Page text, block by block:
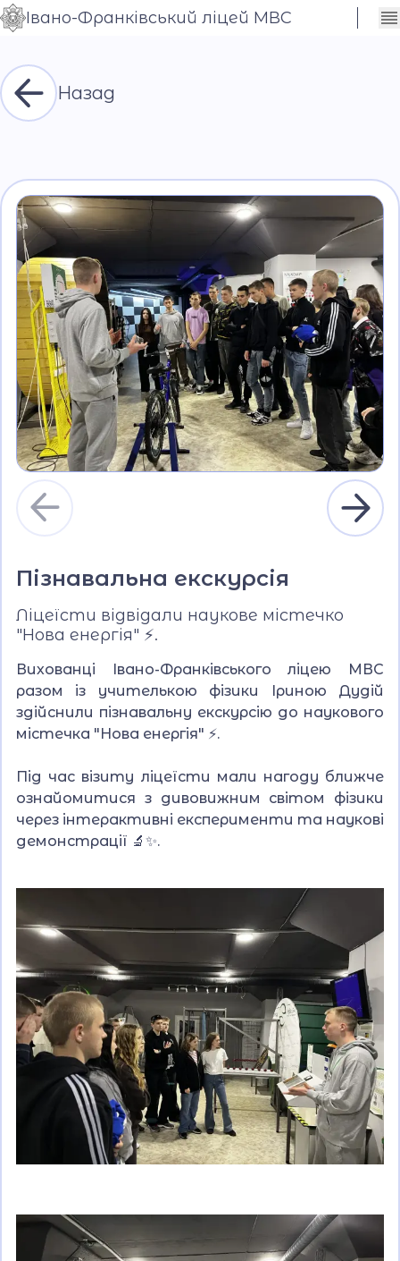
Контраст
Шрифт
Сховати
Івано-Франківський ліцей МВС
Назад
Пізнавальна екскурсія
Ліцеїсти відвідали наукове містечко
"Нова енергія" ⚡.
Вихованці Івано-Франківського ліцею МВС
разом із учителькою фізики Іриною Дудій
здійснили пізнавальну екскурсію до наукового
містечка "Нова енергія" ⚡.
Під час візиту ліцеїсти мали нагоду ближче
ознайомитися з дивовижним світом фізики
через інтерактивні експерименти та наукові
демонстрації 🔬✨.